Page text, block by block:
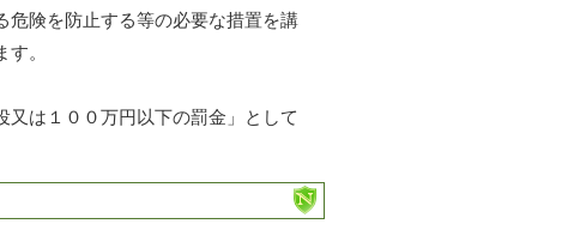
危険を防止する等の必要な措置を講
。
は１００万円以下の罰金」として